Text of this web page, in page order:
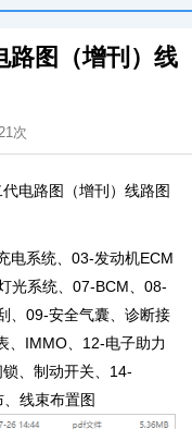
路图（增刊）线
次
电路图（增刊）线路图
电系统、03-发动机ECM
光系统、07-BCM、08-
、09-安全气囊、诊断接
、IMMO、12-电子助力
、制动开关、14-
线束布置图